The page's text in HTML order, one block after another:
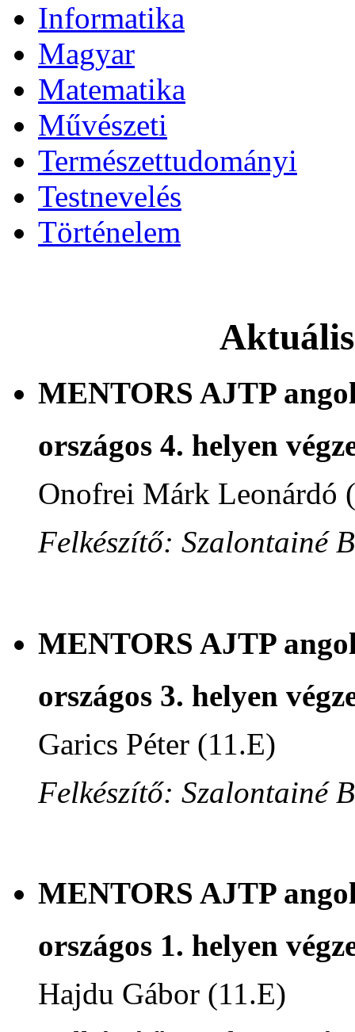
Informatika
Magyar
Matematika
Művészeti
Természettudományi
Testnevelés
Történelem
MENTORS AJTP
országos 4. helyen
Onofrei Márk Leonárdó
Felkészítő: Szalontainé
MENTORS AJTP
országos 3. helyen
Garics Péter (11.E)
Felkészítő: Szalontainé
MENTORS AJTP
országos 1. helyen
Hajdu Gábor (11.E)